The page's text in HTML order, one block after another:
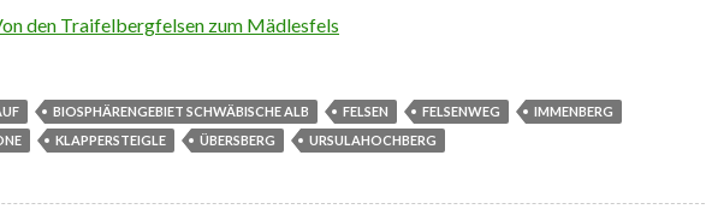
den Traifelbergfelsen zum Mädlesfels
BIOSPHÄRENGEBIET SCHWÄBISCHE ALB FELSEN FELSENWEG
IMMENBERG
KLAPPERSTEIGLE ÜBERSBERG URSULAHOCHBERG